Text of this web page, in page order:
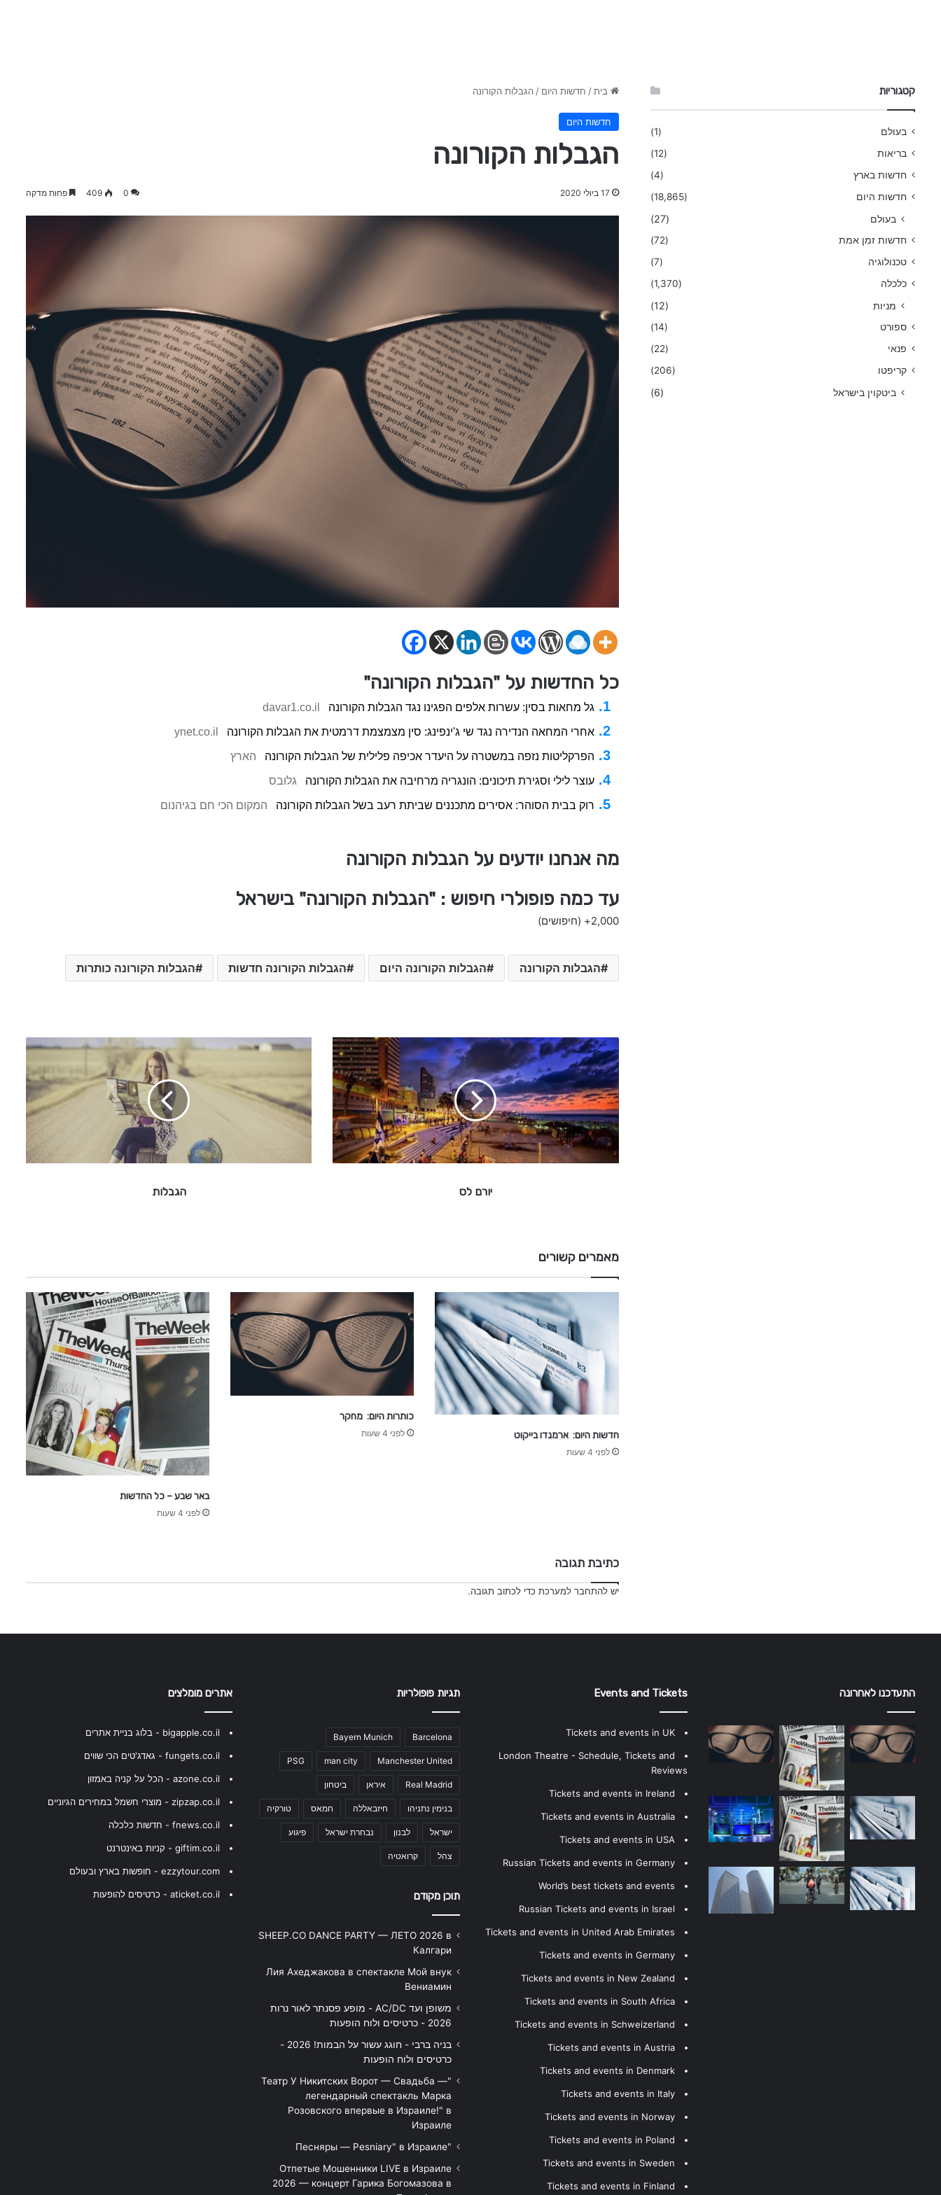
בית / חדשות היום / הגבלות הקורונה
חדשות היום
הגבלות הקורונה
17 ביולי 2020 0
409 פחות מדקה
כל החדשות על "הגבלות הקורונה"
גל מחאות בסין: עשרות אלפים הפגינו נגד הגבלות הקורונה davar1.co.il
אחרי המחאה הנדירה נגד שי ג'ינפינג: סין מצמצמת דרמטית את הגבלות הקורונה ynet.co.il
הפרקליטות נזפה במשטרה על היעדר אכיפה פלילית של הגבלות הקורונה הארץ
עוצר לילי וסגירת תיכונים: הונגריה מרחיבה את הגבלות הקורונה גלובס
רוק בבית הסוהר: אסירים מתכננים שביתת רעב בשל הגבלות הקורונה המקום הכי חם בגיהנום
מה אנחנו יודעים על הגבלות הקורונה
עד כמה פופולרי חיפוש : "הגבלות הקורונה" בישראל
2,000+ (חיפושים)
הגבלות הקורונה הגבלות הקורונה היום הגבלות הקורונה חדשות הגבלות הקורונה כותרות
ו
ר
ם
ל
ס
יורם לס
ב
ת
הגבלות
מאמרים קשורים
חדשות היום: ארמנדו בייקוט
לפני 4 שעות
כותרות היום: מחקר
לפני 4 שעות
באר שבע – כל החדשות
לפני 4 שעות
כתיבת תגובה
ישלהתחבר למערכת כדי לכתוב תגובה.
קטגוריות
בעולם
(1)
בריאות
(12)
חדשות בארץ
(4)
חדשות היום
(18,865)
בעולם (27)
חדשות זמן אמת
(72)
טכנולוגיה
(7)
כלכלה
(1,370)
מניות (12)
ספורט
(14)
פנאי
(22)
קריפטו
(206)
ביטקוין בישראל (6)
התעדכנו לאחרונה Events and Tickets
Tickets and events in UK
London Theatre - Schedule, Tickets and
Reviews
Tickets and events in Ireland
Tickets and events in Australia
Tickets and events in USA
Russian Tickets and events in Germany
World’s best tickets and events
Russian Tickets and events in Israel
Tickets and events in United Arab Emirates
Tickets and events in Germany
Tickets and events in New Zealand
Tickets and events in South Africa
Tickets and events in Schweizerland
Tickets and events in Austria
Tickets and events in Denmark
Tickets and events in Italy
Tickets and events in Norway
Tickets and events in Poland
Tickets and events in Sweden
Tickets and events in Finland
תגיות פופולריות
Barcelona
Bayern Munich
Manchester United
man city
PSG
Real Madrid איראן ביטחון
בנימין נתניהו חיזבאללה חמאס טורקיה
ישראל לבנון נבחרת ישראל פיגוע
צהל קרואטיה
תוכן מקודם
SHEEP.CO DANCE PARTY — ЛЕТО 2026 в
Калгари
Лия Ахеджакова в спектакле Мой внук
Вениамин
משופן ועד AC/DC - מופע פסנתר לאור נרות
2026 - כרטיסים ולוח הופעות
בניה ברבי - חוגג עשור על הבמות! 2026 -
כרטיסים ולוח הופעות
"Театр У Никитских Ворот — Свадьба —
легендарный спектакль Марка
Розовского впервые в Израиле!" в
Израиле
"Песняры — Pesniary" в Израиле
Отпетые Мошенники LIVE в Израиле
2026 — концерт Гарика Богомазова в
אתרים מומלצים
bigapple.co.il - בלוג בניית אתרים
fungets.co.il - גאדג'טים הכי שווים
azone.co.il - הכל על קניה באמזון
zipzap.co.il - מוצרי חשמל במחירים הגיוניים
fnews.co.il - חדשות כלכלה
giftim.co.il - קניות באינטרנט
ezzytour.com - חופשות בארץ ובעולם
aticket.co.il - כרטיסים להופעות